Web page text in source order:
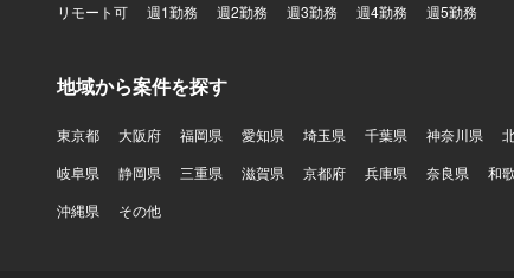
リモート可 週1勤務 週2勤務 週3勤務 週4勤務 週5勤務
地域から案件を探す
東京都 大阪府 福岡県 愛知県 埼玉県 千葉県 神奈川県
岐阜県
静岡県 三重県 滋賀県 京都府 兵庫県 奈良県 和
沖縄県
その他